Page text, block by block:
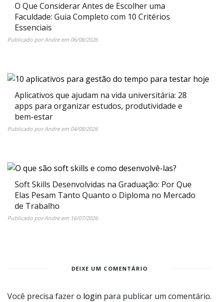
O Que Considerar Antes de Escolher uma
Faculdade: Guia Completo com 10 Critérios
Essenciais
Publicado porAndreem 06/08/2026
Aplicativos que ajudam na vida universitária: 28
apps para organizar estudos, produtividade e
bem-estar
Publicado porAndreem 04/08/2026
Soft Skills Desenvolvidas na Graduação: Por Que
Elas Pesam Tanto Quanto o Diploma no Mercado
de Trabalho
Publicado porAndreem 16/07/2026
DEIXE UM COMENTÁRIO
Você precisa fazer o login para publicar um comentário.